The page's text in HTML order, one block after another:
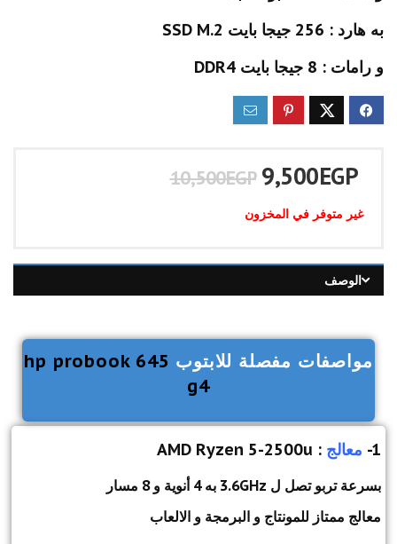
به هارد : 256 جيجا بايت SSD M.2
و رامات : 8 جيجا بايت DDR4
10,500EGP 9,500EGP
غير متوفر في المخزون
الوصف
مواصفات مفصلة للابتوب hp probook 645
g4
1- معالج : AMD Ryzen 5-2500u
بسرعة تربو تصل ل 3.6GHz به 4 أنوية و 8 مسار
معالج ممتاز للمونتاج و البرمجة و الالعاب